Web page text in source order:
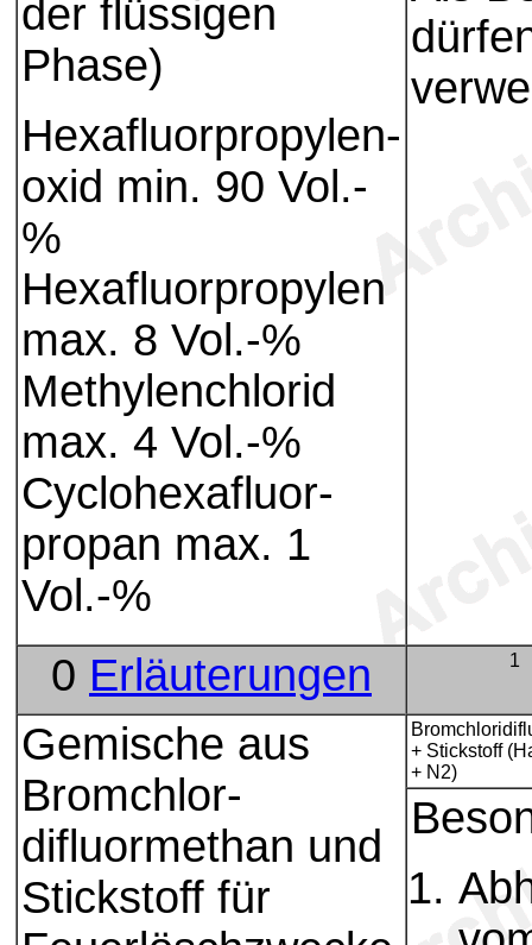
der flüssigen
Phase)
Hexafluorpropylen-
oxid min. 90 Vol.-
%
Hexafluorpropylen
max. 8 Vol.-%
Methylenchlorid
max. 4 Vol.-%
Cyclohexafluor-
propan max. 1
Vol.-%
0 Erläuterungen 1
Gemische aus
Bromchlor-
difluormethan und
Stickstoff für
+ Stickstoff
+ N2)